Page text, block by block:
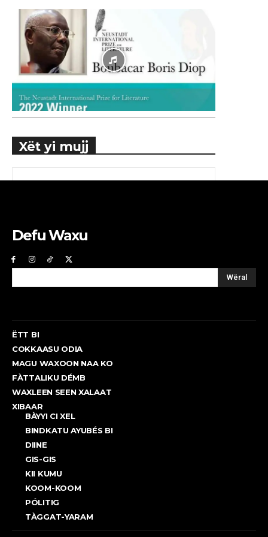
Xët yi mujj
Defu Waxu
Wëral
ËTT BI
COKKAASU ODIA
MAGU WAXOON NAA KO
FÀTTALIKU DÉMB
WAXLEEN SEEN XALAAT
XIBAAR
BÀYYI CI XEL
BINDKATU AYUBÉS BI
DIINE
GIS-GIS
KII KUMU
KOOM-KOOM
PÓLITIG
TÀGGAT-YARAM